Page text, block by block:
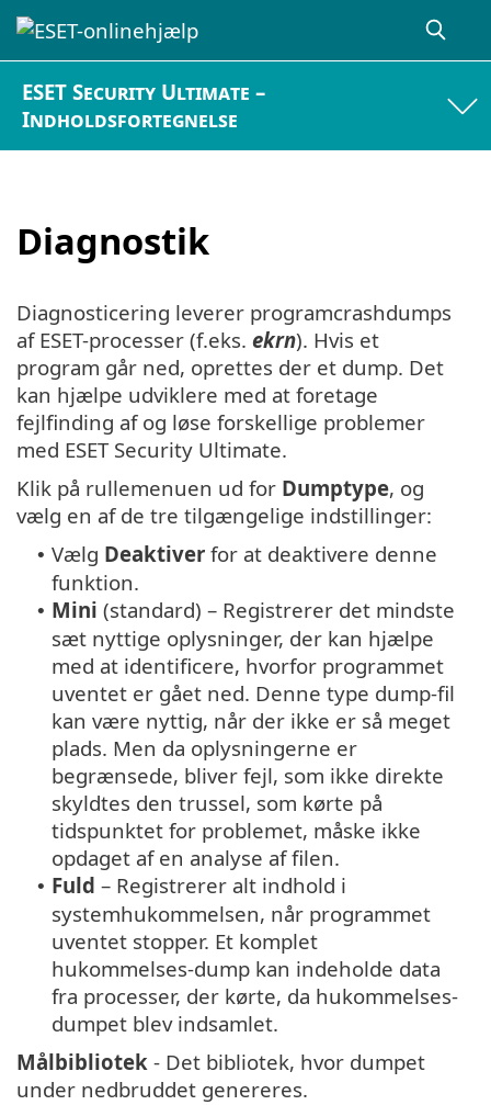
ESET Security Ultimate –
Indholdsfortegnelse
Diagnostik
Diagnosticering leverer programcrashdumps
af ESET-processer (f.eks. ekrn). Hvis et
program går ned, oprettes der et dump. Det
kan hjælpe udviklere med at foretage
fejlfinding af og løse forskellige problemer
med ESET Security Ultimate.
Klik på rullemenuen ud for Dumptype, og
vælg en af de tre tilgængelige indstillinger:
• Vælg Deaktiver for at deaktivere denne
funktion.
• Mini (standard) – Registrerer det mindste
sæt nyttige oplysninger, der kan hjælpe
med at identificere, hvorfor programmet
uventet er gået ned. Denne type dump-fil
kan være nyttig, når der ikke er så meget
plads. Men da oplysningerne er
begrænsede, bliver fejl, som ikke direkte
skyldtes den trussel, som kørte på
tidspunktet for problemet, måske ikke
opdaget af en analyse af filen.
• Fuld – Registrerer alt indhold i
systemhukommelsen, når programmet
uventet stopper. Et komplet
hukommelses-dump kan indeholde data
fra processer, der kørte, da hukommelses-
dumpet blev indsamlet.
Målbibliotek - Det bibliotek, hvor dumpet
under nedbruddet genereres.